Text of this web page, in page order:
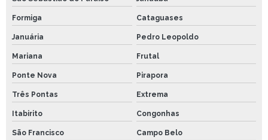
Formiga Cataguases
Januária Pedro Leopoldo
Mariana Frutal
Ponte Nova Pirapora
Três Pontas Extrema
Itabirito Congonhas
São Francisco Campo Belo